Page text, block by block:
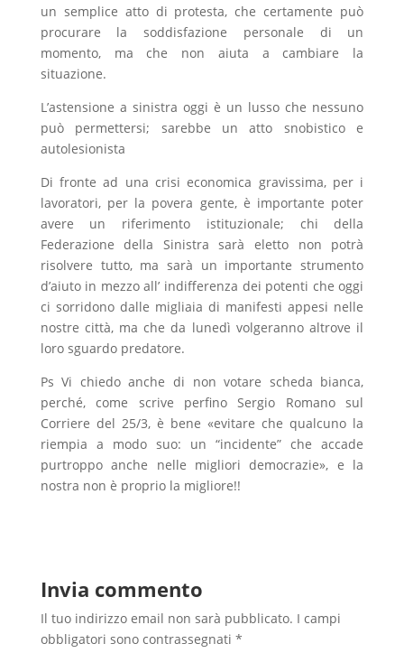
un semplice atto di protesta, che certamente può
procurare la soddisfazione personale di un
momento, ma che non aiuta a cambiare la
situazione.
L’astensione a sinistra oggi è un lusso che nessuno
può permettersi; sarebbe un atto snobistico e
autolesionista
Di fronte ad una crisi economica gravissima, per i
lavoratori, per la povera gente, è importante poter
avere un riferimento istituzionale; chi della
Federazione della Sinistra sarà eletto non potrà
risolvere tutto, ma sarà un importante strumento
d’aiuto in mezzo all’ indifferenza dei potenti che oggi
ci sorridono dalle migliaia di manifesti appesi nelle
nostre città, ma che da lunedì volgeranno altrove il
loro sguardo predatore.
Ps Vi chiedo anche di non votare scheda bianca,
perché, come scrive perfino Sergio Romano sul
Corriere del 25/3, è bene «evitare che qualcuno la
riempia a modo suo: un “incidente” che accade
purtroppo anche nelle migliori democrazie», e la
nostra non è proprio la migliore!!
Invia commento
Il tuo indirizzo email non sarà pubblicato. I campi
obbligatori sono contrassegnati *